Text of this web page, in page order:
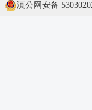
滇公网安备